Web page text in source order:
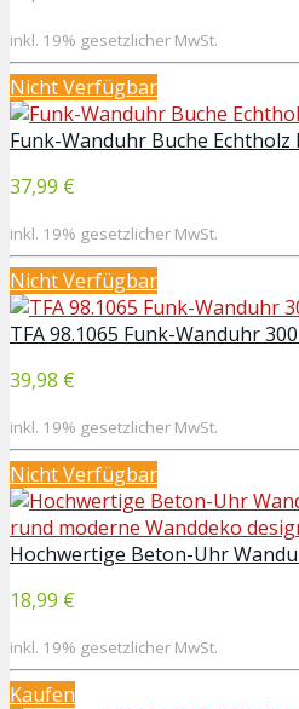
inkl. 19% gesetzlicher MwSt.
Nicht Verfügbar
Funk-Wanduhr Buche Echtholz
37,99 €
inkl. 19% gesetzlicher MwSt.
Nicht Verfügbar
TFA 98.1065 Funk-Wanduhr
39,98 €
inkl. 19% gesetzlicher MwSt.
Nicht Verfügbar
Hochwertige Beton-Uhr
18,99 €
inkl. 19% gesetzlicher MwSt.
Kaufen